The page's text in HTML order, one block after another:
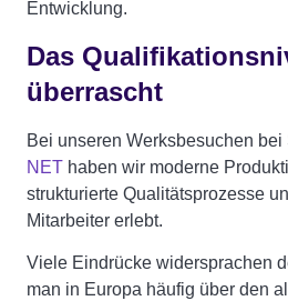
Entwicklung.
Das
überrascht
Bei unseren Werksbesuchen bei
NET haben wir moderne
strukturierte Qualitätsprozesse
Mitarbeiter erlebt.
Viele Eindrücke widersprachen
man in Europa häufig über den